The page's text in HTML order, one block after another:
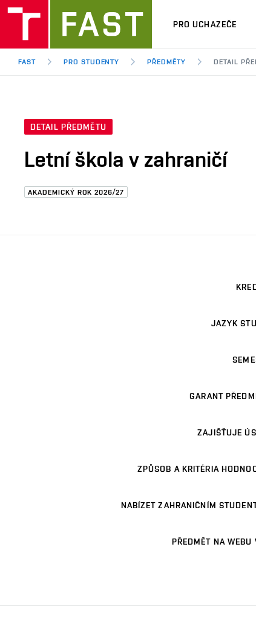
PRO UCHAZEČE
FAST PRO STUDENTY PŘEDMĚTY DETAIL
DETAIL PŘEDMĚTU
Letní škola v zahraničí
AKADEMICKÝ ROK 2026/27
JAZYK
GARANT
ZAJIŠŤUJE
ZPŮSOB A KRITÉRIA
NABÍZET ZAHRANIČNÍM
PŘEDMĚT NA WEBU